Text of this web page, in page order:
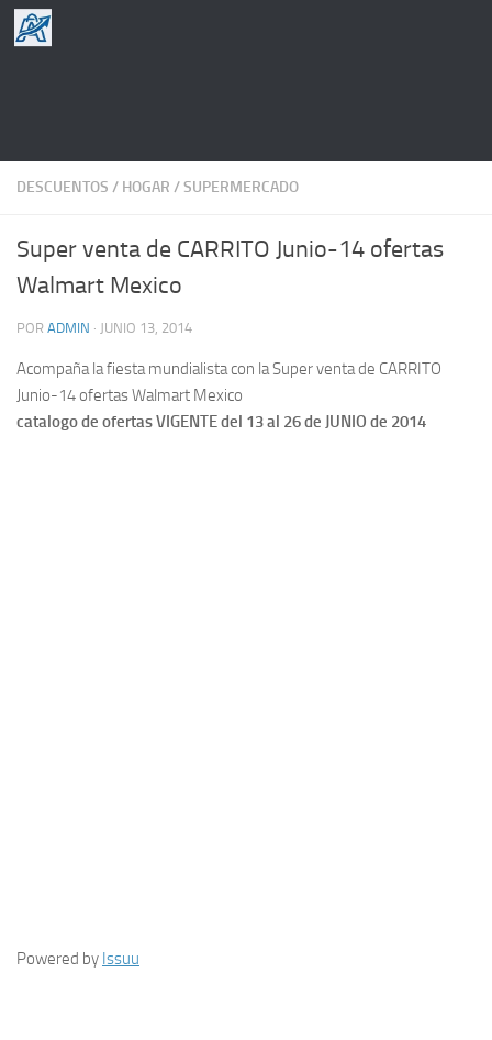
Saltar al contenido
DESCUENTOS / HOGAR /SUPERMERCADO
Super venta de CARRITO Junio-14 ofertas
Walmart Mexico
POR ADMIN · JUNIO 13, 2014
Acompaña la fiesta mundialista con la Super venta de CARRITO
Junio-14 ofertas Walmart Mexico
catalogo de ofertas VIGENTE del 13 al 26 de JUNIO de 2014
Powered by Issuu